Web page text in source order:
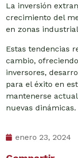
La inversión
crecimiento del
en zonas
Estas tendencias
cambio,
inversores,
para el éxito en
mantenerse
nuevas dinámicas.
enero 23, 2024